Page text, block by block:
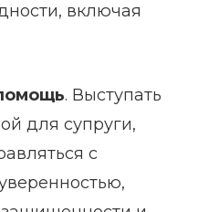
включая
. Выступать
для супруги,
с